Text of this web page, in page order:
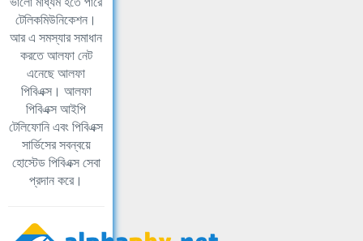
টেলিকমিউনিকেশন।
আর এ সমস্যার সমাধান
করতে আলফা নেট
এনেছে আলফা
পিবিএক্স। আলফা
পিবিএক্স আইপি
টেলিফোনি এবং পিবিএক্স
সার্ভিসের সবন্বয়ে
হোস্টেড পিবিএক্স সেবা
প্রদান করে।